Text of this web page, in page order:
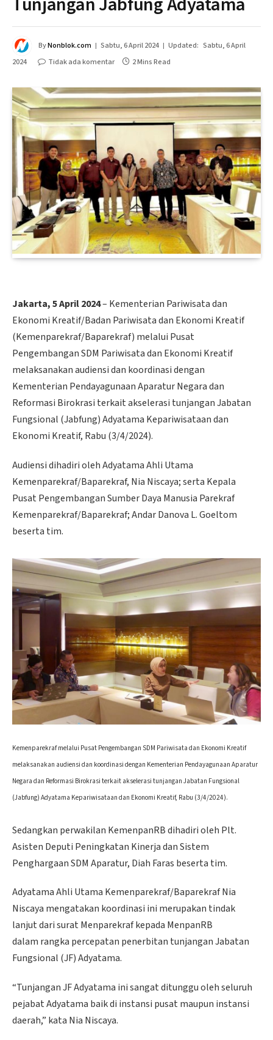
ByNonblok.com Sabtu, 6 April 2024 Updated: Sabtu, 6 April
2024
Tidak ada komentar 2 Mins Read
Jakarta, 5 April 2024– Kementerian Pariwisata dan
Ekonomi Kreatif/Badan Pariwisata dan Ekonomi Kreatif
(Kemenparekraf/Baparekraf) melalui Pusat
Pengembangan SDM Pariwisata dan Ekonomi Kreatif
melaksanakan audiensi dan koordinasi dengan
Kementerian Pendayagunaan Aparatur Negara dan
Reformasi Birokrasi terkait akselerasi tunjangan Jabatan
Fungsional (Jabfung) Adyatama Kepariwisataan dan
Ekonomi Kreatif, Rabu (3/4/2024).
Audiensi dihadiri oleh Adyatama Ahli Utama
Kemenparekraf/Baparekraf, Nia Niscaya; serta Kepala
Pusat Pengembangan Sumber Daya Manusia Parekraf
Kemenparekraf/Baparekraf; Andar Danova L. Goeltom
beserta tim.
Kemenparekraf melalui Pusat Pengembangan SDM Pariwisata dan Ekonomi Kreatif
melaksanakan audiensi dan koordinasi dengan Kementerian Pendayagunaan Aparatur
Negara dan Reformasi Birokrasi terkait akselerasi tunjangan Jabatan Fungsional
(Jabfung) Adyatama Kepariwisataan dan Ekonomi Kreatif, Rabu (3/4/2024).
Sedangkan perwakilan KemenpanRB dihadiri oleh Plt.
Asisten Deputi Peningkatan Kinerja dan Sistem
Penghargaan SDM Aparatur, Diah Faras beserta tim.
Adyatama Ahli Utama Kemenparekraf/Baparekraf Nia
Niscaya mengatakan koordinasi ini merupakan tindak
lanjut dari surat Menparekraf kepada MenpanRB
dalam rangka percepatan penerbitan tunjangan Jabatan
Fungsional (JF) Adyatama.
“Tunjangan JF Adyatama ini sangat ditunggu oleh seluruh
pejabat Adyatama baik di instansi pusat maupun instansi
daerah,” kata Nia Niscaya.